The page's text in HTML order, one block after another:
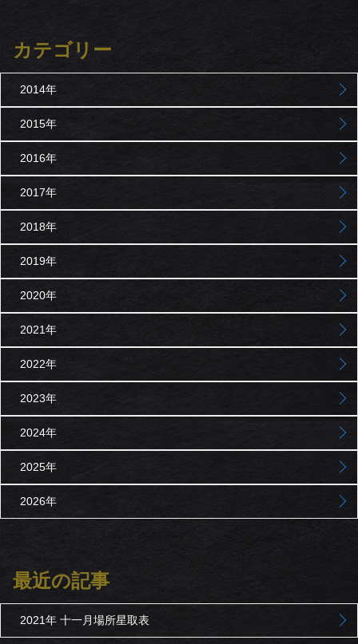
カテゴリー
2014年
2015年
2016年
2017年
2018年
2019年
2020年
2021年
2022年
2023年
2024年
2025年
2026年
最近の記事
2021年 十一月場所星取表